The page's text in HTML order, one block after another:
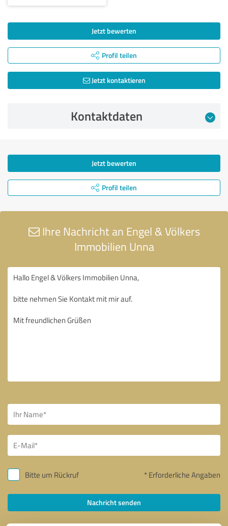
Jetzt bewerten
Profil teilen
Jetzt kontaktieren
Kontaktdaten
Jetzt bewerten
Profil teilen
Ihre Nachricht an Engel & Völkers
Immobilien Unna
Bitte um Rückruf * Erforderliche Angaben
Nachricht senden